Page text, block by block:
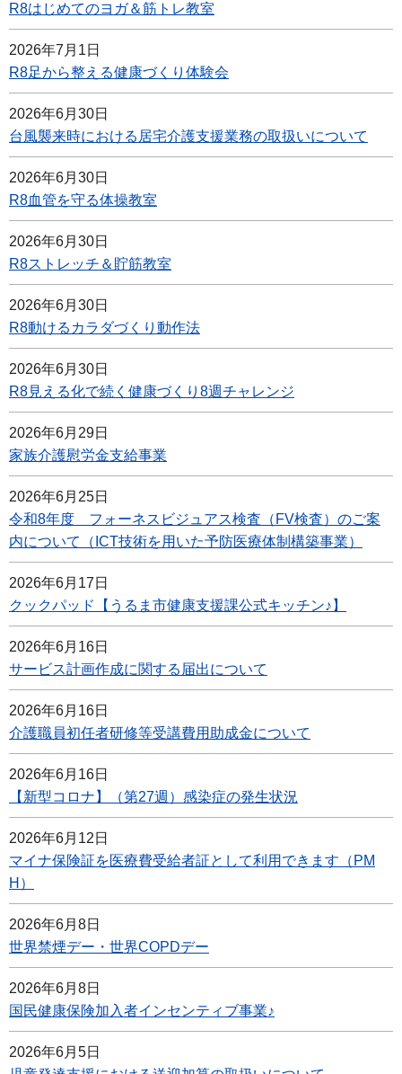
R8はじめてのヨガ＆筋トレ教室
2026年7月1日
R8足から整える健康づくり体験会
2026年6月30日
台風襲来時における居宅介護支援業務の取扱いについて
2026年6月30日
R8血管を守る体操教室
2026年6月30日
R8ストレッチ＆貯筋教室
2026年6月30日
R8動けるカラダづくり動作法
2026年6月30日
R8見える化で続く健康づくり8週チャレンジ
2026年6月29日
家族介護慰労金支給事業
2026年6月25日
令和8年度 フォーネスビジュアス検査（FV検査）のご案
内について（ICT技術を用いた予防医療体制構築事業）
2026年6月17日
クックパッド【うるま市健康支援課公式キッチン♪】
2026年6月16日
サービス計画作成に関する届出について
2026年6月16日
介護職員初任者研修等受講費用助成金について
2026年6月16日
【新型コロナ】（第27週）感染症の発生状況
2026年6月12日
マイナ保険証を医療費受給者証として利用できます（PM
H）
2026年6月8日
世界禁煙デー・世界COPDデー
2026年6月8日
国民健康保険加入者インセンティブ事業♪
2026年6月5日